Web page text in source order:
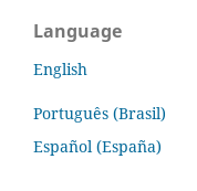
Language
English
Português (Brasil)
Español (España)